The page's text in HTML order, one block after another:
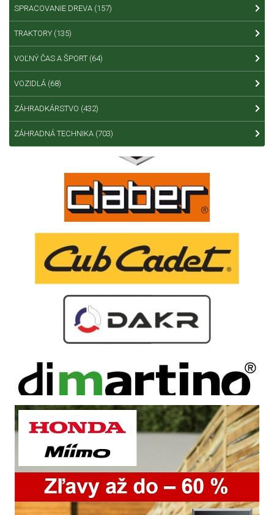
SPRACOVANIE DREVA (157)
TRAKTORY (135)
VOĽNÝ ČAS A ŠPORT (64)
VOZIDLÁ (68)
ZÁHRADKÁRSTVO (432)
ZÁHRADNÁ TECHNIKA (703)